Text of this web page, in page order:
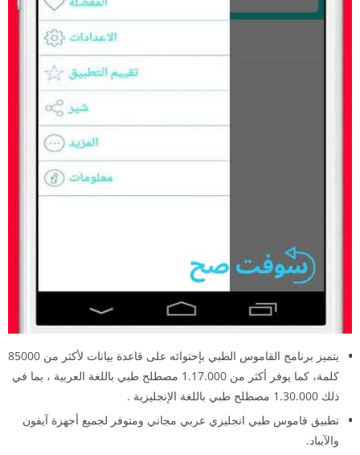
يتميز برنامج القاموس الطبي بإحتوائه على قاعدة بيانات لأكثر من 85000
كلمة، كما يوفر أكثر من 1.17.000 مصطلح طبي باللغة العربية ، بما في
ذلك 1.30.000 مصطلح طبي باللغة الإنجليزية .
تطبيق قاموس طبي انجليزي عربي مجاني ومتوفر لجميع أجهزة آيفون
والآيباد.